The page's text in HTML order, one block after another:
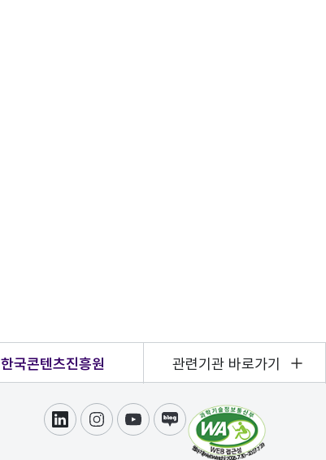
한국콘텐츠진흥원 관련기관 바로가기
링크드인인스타그램
유튜브블로그